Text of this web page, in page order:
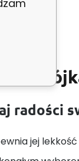
radości
jej